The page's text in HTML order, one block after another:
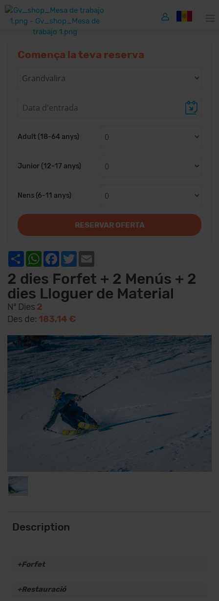
Comença la teva reserva
Adult (18-64 anys)
Junior (12-17 anys)
Nens (6-11 anys)
RESERVAR OFERTA
Share WhatsAppFacebook
Twitter
2 dies Forfet + 2 Menús + 2
dies Lloguer de Material
Nº Dies 2
Des de: 183,14 €
Description
Forfet
Restauració